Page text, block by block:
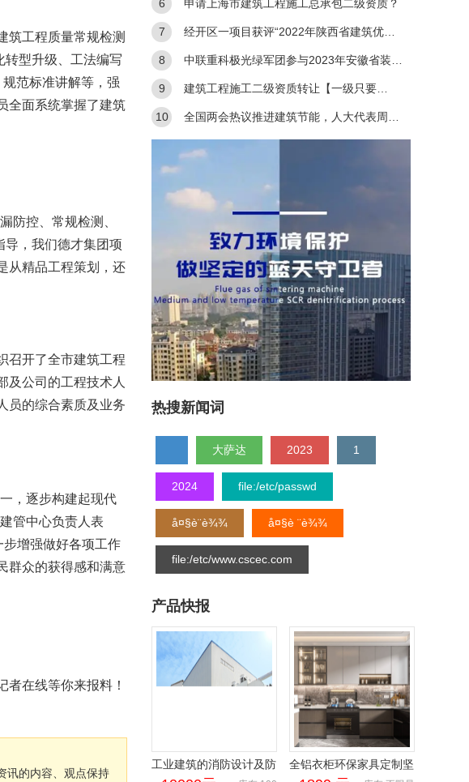
工程质量常规检测
转型升级、工法编写
范标准讲解等，强
全面系统掌握了建筑
防控、常规检测、
导，我们德才集团项
从精品工程策划，还
开了全市建筑工程
及公司的工程技术人
员的综合素质及业务
，逐步构建起现代
管中心负责人表
步增强做好各项工作
群众的获得感和满意
在线等你来报料！
讯的内容、观点保持
点领域的建设投资
6 申请上海市建筑工程施工总承包二级资质？
7 经开区一项目获评“2022年陕西省建筑优质
结构工程”
8 中联重科极光绿军团参与2023年安徽省装配
式建筑职业技能竞赛
9 建筑工程施工二级资质转让【一级只要
30W】
10 全国两会热议推进建筑节能，人大代表周云
热搜新闻词
大萨达 2023 1
2024 file:/etc/passwd
å¤§è¨è¾¾ å¤§è ¨è¾¾
file:/etc/www.cscec.com
产品快报
工业建筑的消防设计及防
全铝衣柜环保家具定制坚